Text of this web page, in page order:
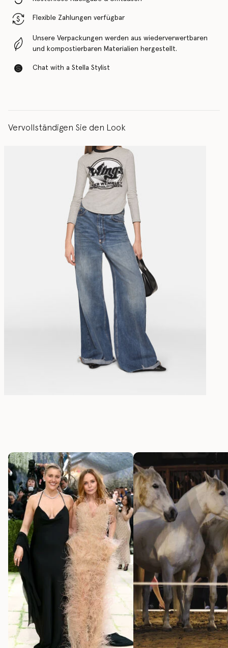
Flexible Zahlungen verfügbar
Unsere Verpackungen werden aus wiederverwertbaren
und kompostierbaren Materialien hergestellt.
Chat with a Stella Stylist
Vervollständigen Sie den Look